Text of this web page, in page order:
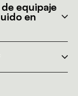
equipaje
en